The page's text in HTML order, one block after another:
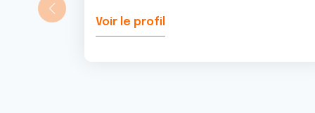
Voir le profil